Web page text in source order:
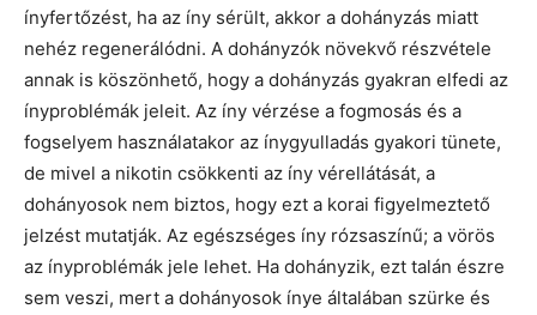
ínyfertőzést, ha az íny sérült, akkor a dohányzás miatt
nehéz regenerálódni. A dohányzók növekvő részvétele
annak is köszönhető, hogy a dohányzás gyakran elfedi az
ínyproblémák jeleit. Az íny vérzése a fogmosás és a
fogselyem használatakor az ínygyulladás gyakori tünete,
de mivel a nikotin csökkenti az íny vérellátását, a
dohányosok nem biztos, hogy ezt a korai figyelmeztető
jelzést mutatják. Az egészséges íny rózsaszínű; a vörös
az ínyproblémák jele lehet. Ha dohányzik, ezt talán észre
sem veszi, mert a dohányosok ínye általában szürke és